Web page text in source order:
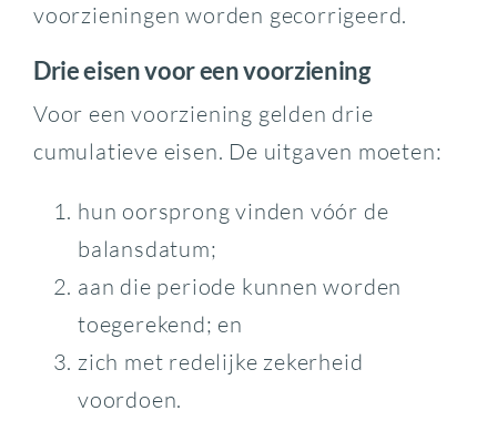
voorzieningen worden gecorrigeerd.
Drie eisen voor een voorziening
Voor een voorziening gelden drie
cumulatieve eisen. De uitgaven moeten:
hun oorsprong vinden vóór de
balansdatum;
aan die periode kunnen worden
toegerekend; en
zich met redelijke zekerheid
voordoen.